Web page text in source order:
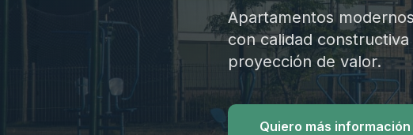
Apartamentos
con calidad
proyección de valor.
Quiero más información